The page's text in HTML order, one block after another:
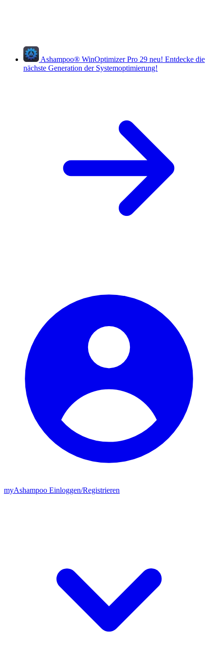
Ashampoo® WinOptimizer Pro 29 neu! Entdecke die
nächste Generation der Systemoptimierung!
myAshampoo Einloggen/Registrieren